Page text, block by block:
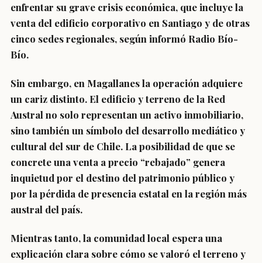
enfrentar su grave crisis económica, que incluye la
venta del edificio corporativo en Santiago y de otras
cinco sedes regionales, según informó Radio Bío-
Bío.
Sin embargo, en Magallanes la operación adquiere
un cariz distinto. El edificio y terreno de la Red
Austral no solo representan un activo inmobiliario,
sino también un símbolo del desarrollo mediático y
cultural del sur de Chile. La posibilidad de que se
concrete una venta a precio “rebajado” genera
inquietud por el destino del patrimonio público y
por la pérdida de presencia estatal en la región más
austral del país.
Mientras tanto, la comunidad local espera una
explicación clara sobre cómo se valoró el terreno y